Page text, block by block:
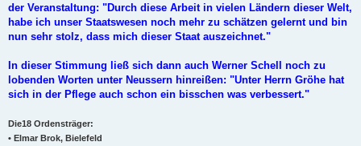
der Veranstaltung: "Durch diese Arbeit in vielen Ländern dieser Welt,
habe ich unser Staatswesen noch mehr zu schätzen gelernt und bin
nun sehr stolz, dass mich dieser Staat auszeichnet."
In dieser Stimmung ließ sich dann auch Werner Schell noch zu
lobenden Worten unter Neussern hinreißen: "Unter Herrn Gröhe hat
sich in der Pflege auch schon ein bisschen was verbessert."
Die18 Ordensträger:
• Elmar Brok, Bielefeld